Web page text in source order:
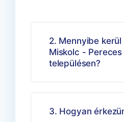
2. Mennyibe kerül
Miskolc - Pereces
településen?
3. Hogyan